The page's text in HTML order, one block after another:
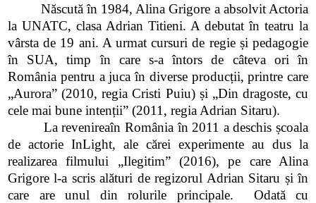
Născută în 1984, Alina Grigore a absolvit Actoria
la UNATC, clasa Adrian Titieni. A debutat în teatru la
vârsta de 19 ani. A urmat cursuri de regie și pedagogie
în SUA, timp în care s-a întors de câteva ori în
România pentru a juca în diverse producții, printre care
„Aurora” (2010, regia Cristi Puiu) și „Din dragoste, cu
cele mai bune intenții” (2011, regia Adrian Sitaru).
La revenireaîn România în 2011 a deschis școala
de actorie InLight, ale cărei experimente au dus la
realizarea filmului „Ilegitim” (2016), pe care Alina
Grigore l-a scris alături de regizorul Adrian Sitaru și în
care are unul din rolurile principale. Odată cu